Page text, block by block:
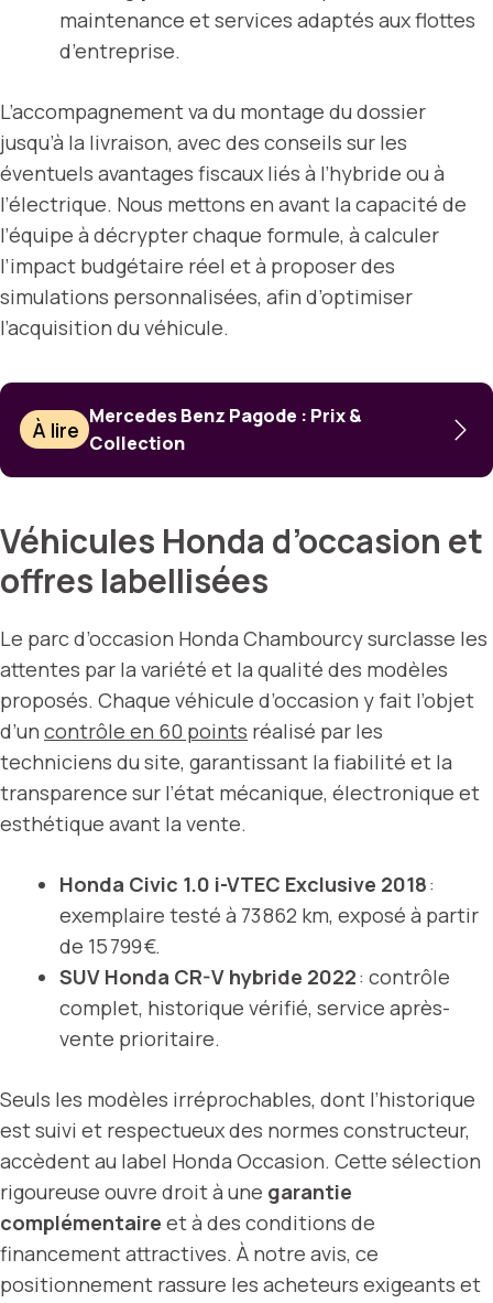
maintenance et services adaptés aux flottes
d’entreprise.
L’accompagnement va du montage du dossier
jusqu’à la livraison, avec des conseils sur les
éventuels avantages fiscaux liés à l’hybride ou à
l’électrique. Nous mettons en avant la capacité de
l’équipe à décrypter chaque formule, à calculer
l’impact budgétaire réel et à proposer des
simulations personnalisées, afin d’optimiser
l’acquisition du véhicule.
À lire
Mercedes Benz Pagode : Prix &
Collection
Véhicules Honda d’occasion et
offres labellisées
Le parc d’occasion Honda Chambourcy surclasse les
attentes par la variété et la qualité des modèles
proposés. Chaque véhicule d’occasion y fait l’objet
d’un contrôle en 60 points réalisé par les
techniciens du site, garantissant la fiabilité et la
transparence sur l’état mécanique, électronique et
esthétique avant la vente.
Honda Civic 1.0 i-VTEC Exclusive 2018:
exemplaire testé à 73 862 km, exposé à partir
de 15 799 €.
SUV Honda CR-V hybride 2022: contrôle
complet, historique vérifié, service après-
vente prioritaire.
Seuls les modèles irréprochables, dont l’historique
est suivi et respectueux des normes constructeur,
accèdent au label Honda Occasion. Cette sélection
rigoureuse ouvre droit à une garantie
complémentaire et à des conditions de
financement attractives. À notre avis, ce
positionnement rassure les acheteurs exigeants et